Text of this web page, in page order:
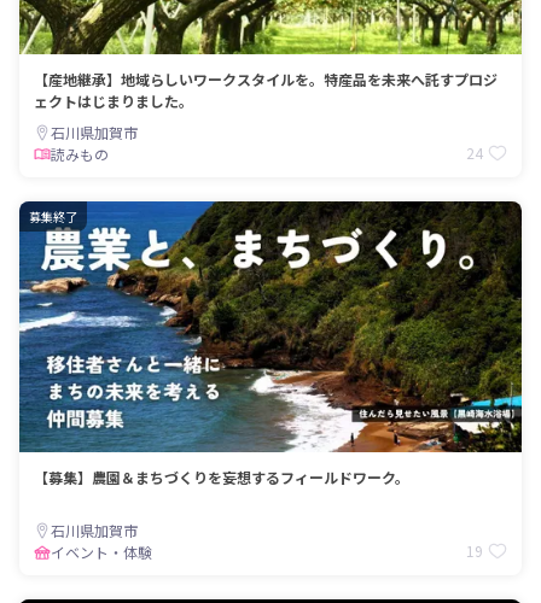
【産地継承】地域らしいワークスタイルを。特産品を未来へ託すプロジ
ェクトはじまりました。
石川県加賀市
読みもの
24
募集終了
【募集】農園＆まちづくりを妄想するフィールドワーク。
石川県加賀市
イベント・体験
19